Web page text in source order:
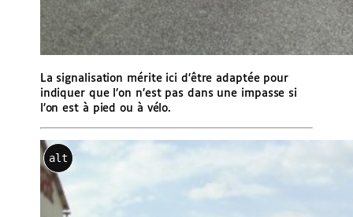
La signalisation mérite ici d’être adaptée pour
indiquer que l’on n’est pas dans une impasse si
l’on est à pied ou à vélo.
alt